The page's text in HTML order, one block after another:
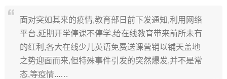
面对突如其来的疫情,教育部日前下发通知,利用网络
平台,延期开学停课不停学,给在线教育带来前所未有
的红利,各大在线少儿英语免费送课营销以铺天盖地
之势迎面而来,但特殊事件引发的突然爆发,并不是常
态,等疫情...…